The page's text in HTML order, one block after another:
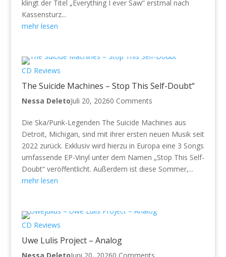
klingt der Titel „Everything I ever Saw“ erstmal nach
Kassensturz...
mehr lesen
CD Reviews
The Suicide Machines – Stop This Self-Doubt“
Nessa DeletoJuli 20, 20260 Comments
Die Ska/Punk-Legenden The Suicide Machines aus
Detroit, Michigan, sind mit ihrer ersten neuen Musik seit
2022 zurück. Exklusiv wird hierzu in Europa eine 3 Songs
umfassende EP-Vinyl unter dem Namen „Stop This Self-
Doubt“ veröffentlicht. Außerdem ist diese Sommer,...
mehr lesen
CD Reviews
Uwe Lulis Project – Analog